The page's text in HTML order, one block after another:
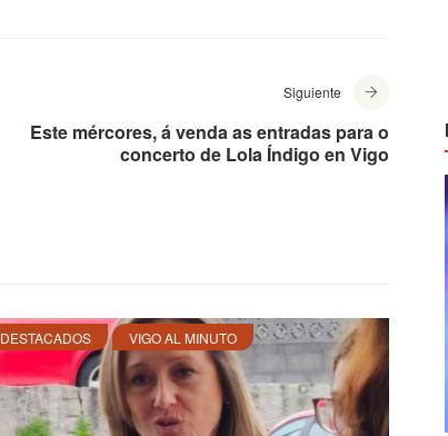
Siguiente
Este mércores, á venda as entradas para o
concerto de Lola Índigo en Vigo
DESTACADOS VIGO AL MINUTO